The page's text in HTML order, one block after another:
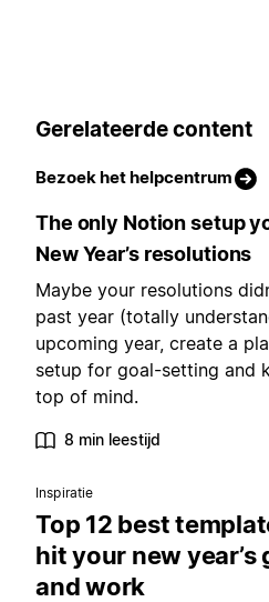
Gerelateerde content
Bezoek het helpcentrum
The only Notion setup
New Year’s resolutions
Maybe your resolutions
past year (totally
upcoming year, create a
setup for goal-setting and
top of mind.
8 min leestijd
Inspiratie
Top 12 best
hit your new year’s
and work